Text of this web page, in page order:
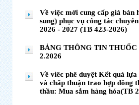
Về việc mời cung cấp giá bán
sung) phục vụ công tác
2026 - 2027 (TB 423-2026)
BẢNG THÔNG TIN
2.2026
Về viêc phê duyệt Kết quả lựa
và chấp thuận trao hợp đồng
thầu: Mua sắm hàng hóa(TB